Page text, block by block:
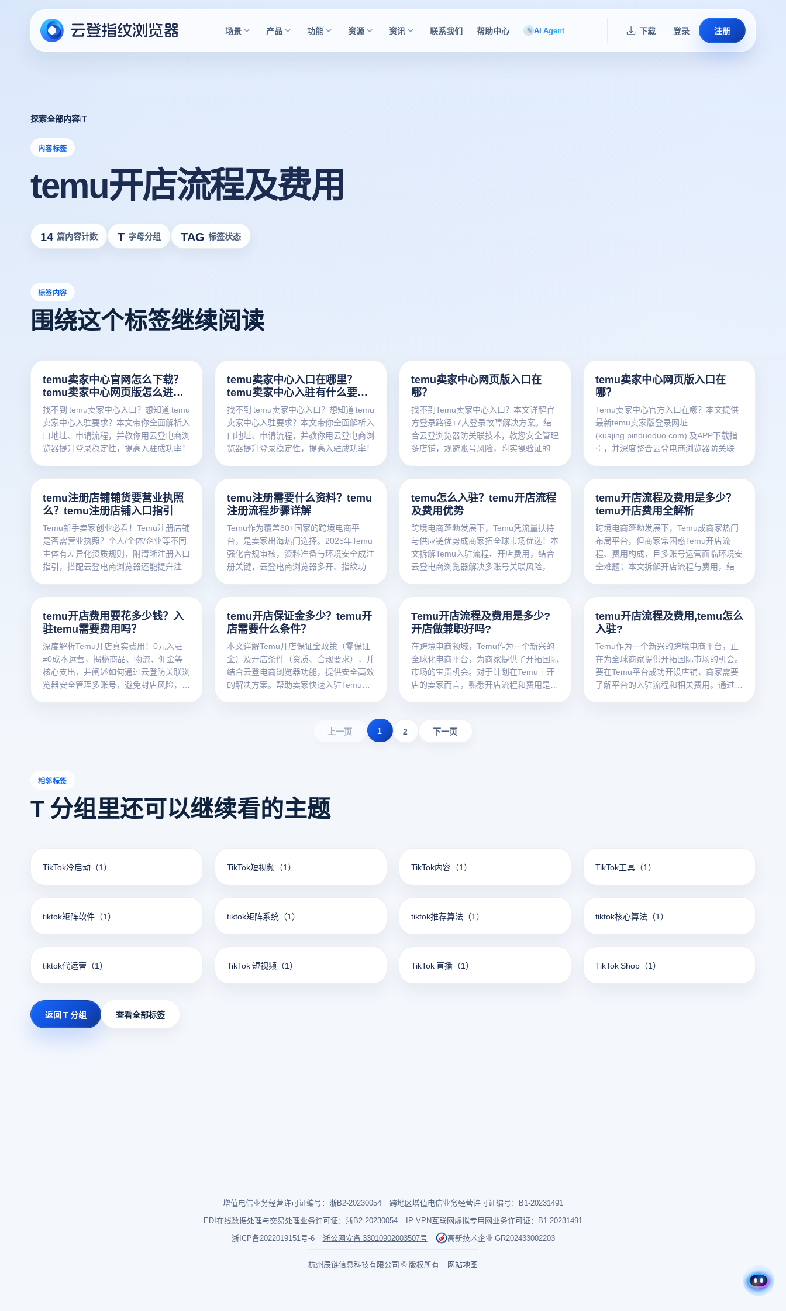
场景 产品 功能 资源 资讯 联系我们 帮助中心 AI Agent 下载 登录 注册
探索全部内容/T
内容标签
temu开店流程及费用
14 篇内容计数 T 字母分组 TAG 标签状态
标签内容
围绕这个标签继续阅读
temu卖家中心官网怎么下载？
temu卖家中心网页版怎么进
入？
找不到 temu卖家中心入口？想知道 temu
卖家中心入驻要求？本文带你全面解析入
口地址、申请流程，并教你用云登电商浏
览器提升登录稳定性，提高入驻成功率！
temu卖家中心入口在哪里？
temu卖家中心入驻有什么要
求？
找不到 temu卖家中心入口？想知道 temu
卖家中心入驻要求？本文带你全面解析入
口地址、申请流程，并教你用云登电商浏
览器提升登录稳定性，提高入驻成功率！
temu卖家中心网页版入口在
哪？
找不到Temu卖家中心入口？本文详解官
方登录路径+7大登录故障解决方案。结
合云登浏览器防关联技术，教您安全管理
多店铺，规避账号风险，附实操验证的避
temu卖家中心网页版入口在
哪？
Temu卖家中心官方入口在哪？本文提供
最新temu卖家版登录网址
(kuajing.pinduoduo.com) 及APP下载指
引，并深度整合云登电商浏览器防关联多
temu注册店铺铺货要营业执照
么？temu注册店铺入口指引
Temu新手卖家创业必看！Temu注册店铺
是否需营业执照？个人/个体/企业等不同
主体有差异化资质规则，附清晰注册入口
指引，搭配云登电商浏览器还能提升注册
temu注册需要什么资料？temu
注册流程步骤详解
Temu作为覆盖80+国家的跨境电商平
台，是卖家出海热门选择。2025年Temu
强化合规审核，资料准备与环境安全成注
册关键，云登电商浏览器多开、指纹功能
temu怎么入驻？temu开店流程
及费用优势
跨境电商蓬勃发展下，Temu凭流量扶持
与供应链优势成商家拓全球市场优选！本
文拆解Temu入驻流程、开店费用，结合
云登电商浏览器解决多账号关联风险，助
temu开店流程及费用是多少？
temu开店费用全解析
跨境电商蓬勃发展下，Temu成商家热门
布局平台，但商家常困惑Temu开店流
程、费用构成，且多账号运营面临环境安
全难题；本文拆解开店流程与费用，结合
temu开店费用要花多少钱？入
驻temu需要费用吗？
深度解析Temu开店真实费用！0元入驻
≠0成本运营，揭秘商品、物流、佣金等
核心支出，并阐述如何通过云登防关联浏
览器安全管理多账号，避免封店风险，实
temu开店保证金多少？temu开
店需要什么条件？
本文详解Temu开店保证金政策（零保证
金）及开店条件（资质、合规要求），并
结合云登电商浏览器功能，提供安全高效
的解决方案。帮助卖家快速入驻Temu，
电商浏览器、temu开店教程、电商开店
工具、temu账号安全、跨境电商开店。
Temu开店流程及费用是多少?
开店做兼职好吗?
在跨境电商领域，Temu作为一个新兴的
全球化电商平台，为商家提供了开拓国际
市场的宝贵机会。对于计划在Temu上开
店的卖家而言，熟悉开店流程和费用是成
程及费用，以及开店作为兼职是否具备可
temu开店流程及费用,temu怎么
入驻?
Temu作为一个新兴的跨境电商平台，正
在为全球商家提供开拓国际市场的机会。
要在Temu平台成功开设店铺，商家需要
了解平台的入驻流程和相关费用。通过正
上一页 1 2 下一页
相邻标签
T 分组里还可以继续看的主题
TikTok冷启动 （1） TikTok短视频 （1） TikTok内容 （1） TikTok工具 （1）
tiktok矩阵软件 （1） tiktok矩阵系统 （1） tiktok推荐算法 （1） tiktok核心算法 （1）
tiktok代运营 （1） TikTok 短视频 （1） TikTok 直播 （1） TikTok Shop （1）
返回 T 分组 查看全部标签
增值电信业务经营许可证编号：浙B2-20230054
跨地区增值电信业务经营许可证编号：B1-20231491
EDI在线数据处理与交易处理业务许可证：浙B2-20230054
IP-VPN互联网虚拟专用网业务许可证：B1-20231491
浙ICP备2022019151号-6
浙公网安备 33010902003507号 高新技术企业 GR202433002203
杭州辰链信息科技有限公司 © 版权所有 网站地图